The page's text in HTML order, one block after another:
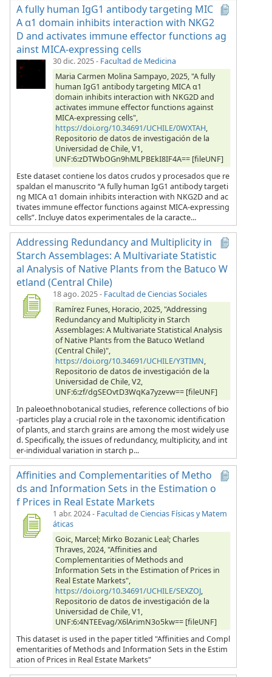
A fully human IgG1 antibody targeting MIC
A α1 domain inhibits interaction with NKG2
D and activates immune effector functions ag
ainst MICA-expressing cells
30 dic. 2025- Facultad de Medicina
Maria Carmen Molina Sampayo, 2025, "A fully
human IgG1 antibody targeting MICA α1
domain inhibits interaction with NKG2D and
activates immune effector functions against
MICA-expressing cells",
https://doi.org/10.34691/UCHILE/0WXTAH,
Repositorio de datos de investigación de la
Universidad de Chile, V1,
UNF:6:zDTWbOGn9hMLPBEkI8IF4A== [fileUNF]
Este dataset contiene los datos crudos y procesados que re
spaldan el manuscrito “A fully human IgG1 antibody targeti
ng MICA α1 domain inhibits interaction with NKG2D and ac
tivates immune effector functions against MICA-expressing
cells”. Incluye datos experimentales de la caracte...
Addressing Redundancy and Multiplicity in
Starch Assemblages: A Multivariate Statistic
al Analysis of Native Plants from the Batuco W
etland (Central Chile)
18 ago. 2025- Facultad de Ciencias Sociales
Ramírez Funes, Horacio, 2025, "Addressing
Redundancy and Multiplicity in Starch
Assemblages: A Multivariate Statistical Analysis
of Native Plants from the Batuco Wetland
(Central Chile)",
https://doi.org/10.34691/UCHILE/Y3TIMN,
Repositorio de datos de investigación de la
Universidad de Chile, V2,
UNF:6:zf/dgSEOvtD3WqKa7yzevw== [fileUNF]
In paleoethnobotanical studies, reference collections of bio
-particles play a crucial role in the taxonomic identification
of plants, and starch grains are among the most widely use
d. Specifically, the issues of redundancy, multiplicity, and int
er-individual variation in starch p...
Affinities and Complementarities of Metho
ds and Information Sets in the Estimation o
f Prices in Real Estate Markets
1 abr. 2024- Facultad de Ciencias Físicas y Matem
áticas
Goic, Marcel; Mirko Bozanic Leal; Charles
Thraves, 2024, "Affinities and
Complementarities of Methods and
Information Sets in the Estimation of Prices in
Real Estate Markets",
https://doi.org/10.34691/UCHILE/SEXZOJ,
Repositorio de datos de investigación de la
Universidad de Chile, V1,
UNF:6:4NTEEvag/X6lArimN3o5kw== [fileUNF]
This dataset is used in the paper titled "Affinities and Compl
ementarities of Methods and Information Sets in the Estim
ation of Prices in Real Estate Markets"